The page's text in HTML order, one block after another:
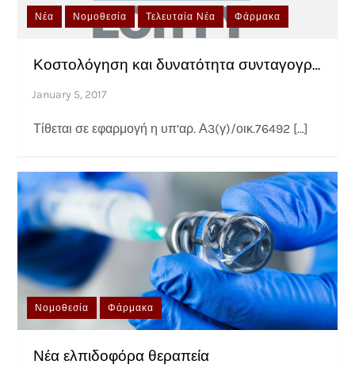
Νέα Νομοθεσία Τελευταία Νέα Φάρμακα
Κοστολόγηση και δυνατότητα συνταγογράφησης Μαγνητικής Εντερογραφίας
Τίθεται σε εφαρμογή η υπ’αρ. Α3(γ)/οικ.76492 […]
Νομοθεσία Φάρμακα
Νέα ελπιδοφόρα θεραπεία